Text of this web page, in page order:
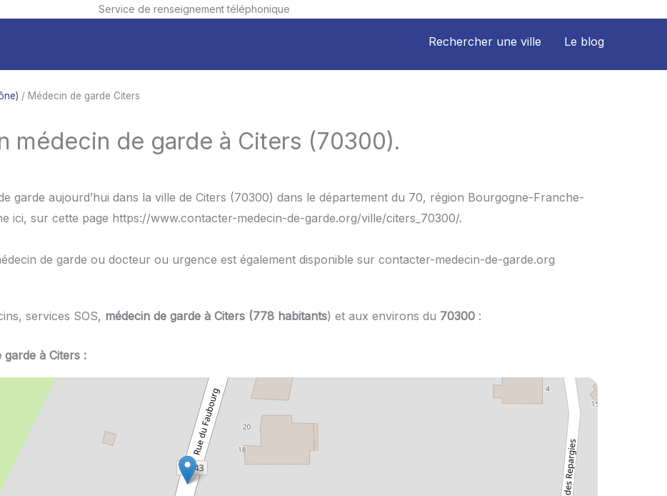
Service de renseignement téléphonique
Rechercher une ville Le blog
/ Médecin de garde Citers
médecin de garde à Citers (70300).
garde aujourd’hui dans la ville de Citers (70300) dans le département du 70, région Bourgogne-Franche-
ici, sur cette page https://www.contacter-medecin-de-garde.org/ville/citers_70300/.
de garde ou docteur ou urgence est également disponible sur contacter-medecin-de-garde.org
services SOS, médecin de garde à Citers (778 habitants) et aux environs du 70300 :
à Citers :